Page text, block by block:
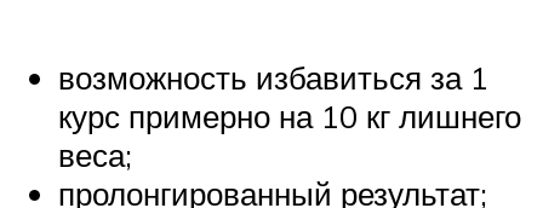
возможность избавиться за 1
курс примерно на 10 кг лишнего
веса;
пролонгированный результат;